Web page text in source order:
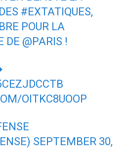
#EXTATIQUES,
POUR LA
DE @PARIS !
OITKC8UOOP
SEPTEMBER 30,